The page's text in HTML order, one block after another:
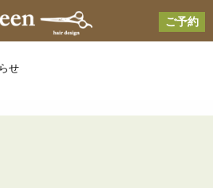
ご予約
せ